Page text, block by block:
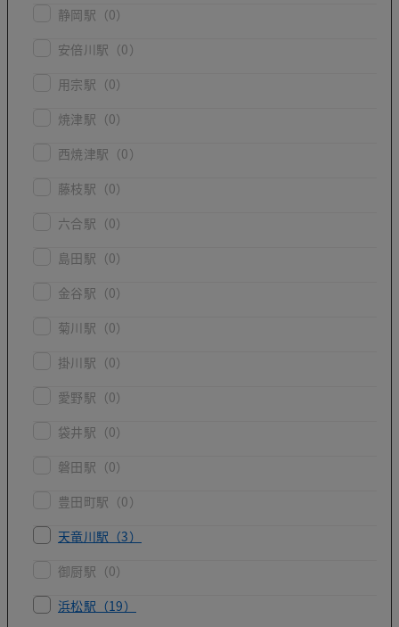
静岡駅 （0）
安倍川駅 （0）
用宗駅 （0）
焼津駅 （0）
西焼津駅 （0）
藤枝駅 （0）
六合駅 （0）
島田駅 （0）
金谷駅 （0）
菊川駅 （0）
掛川駅 （0）
愛野駅 （0）
袋井駅 （0）
磐田駅 （0）
豊田町駅 （0）
天竜川駅 （3）
御厨駅 （0）
浜松駅 （19）